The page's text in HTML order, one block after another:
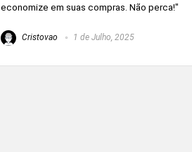
economize em suas compras. Não perca!"
Cristovao 1 de Julho, 2025